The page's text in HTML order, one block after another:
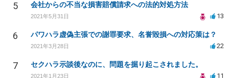
5 会社からの不当な損害賠償請求への法的対処方法
2021年5月31日 13
6 パワハラ虚偽主張での謝罪要求、名誉毀損への対応策は？
2021年3月28日 22
7 セクハラ示談後なのに、問題を掘り起こされました。
2021年1月23日 11